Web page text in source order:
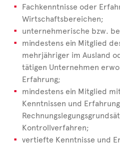
Fachkenntnisse oder
Wirtschaftsbereichen;
unternehmerische bzw.
mindestens ein Mitglied
mehrjähriger im Ausland
tätigen Unternehmen
Erfahrung;
mindestens ein Mitglied
Kenntnissen und
Kontrollverfahren;
vertiefte Kenntnisse und